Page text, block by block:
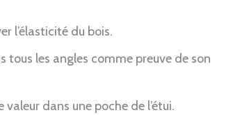
l’élasticité du bois.
tous les angles comme preuve de son
dans une poche de l’étui.